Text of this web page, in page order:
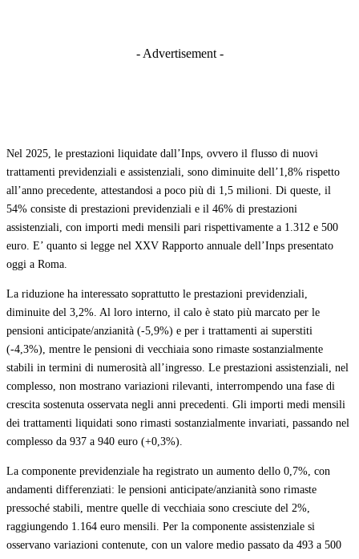
- Advertisement -
Nel 2025, le prestazioni liquidate dall’Inps, ovvero il flusso di nuovi
trattamenti previdenziali e assistenziali, sono diminuite dell’1,8% rispetto
all’anno precedente, attestandosi a poco più di 1,5 milioni. Di queste, il
54% consiste di prestazioni previdenziali e il 46% di prestazioni
assistenziali, con importi medi mensili pari rispettivamente a 1.312 e 500
euro. E’ quanto si legge nel XXV Rapporto annuale dell’Inps presentato
oggi a Roma.
La riduzione ha interessato soprattutto le prestazioni previdenziali,
diminuite del 3,2%. Al loro interno, il calo è stato più marcato per le
pensioni anticipate/anzianità (-5,9%) e per i trattamenti ai superstiti
(-4,3%), mentre le pensioni di vecchiaia sono rimaste sostanzialmente
stabili in termini di numerosità all’ingresso. Le prestazioni assistenziali, nel
complesso, non mostrano variazioni rilevanti, interrompendo una fase di
crescita sostenuta osservata negli anni precedenti. Gli importi medi mensili
dei trattamenti liquidati sono rimasti sostanzialmente invariati, passando nel
complesso da 937 a 940 euro (+0,3%).
La componente previdenziale ha registrato un aumento dello 0,7%, con
andamenti differenziati: le pensioni anticipate/anzianità sono rimaste
pressoché stabili, mentre quelle di vecchiaia sono cresciute del 2%,
raggiungendo 1.164 euro mensili. Per la componente assistenziale si
osservano variazioni contenute, con un valore medio passato da 493 a 500